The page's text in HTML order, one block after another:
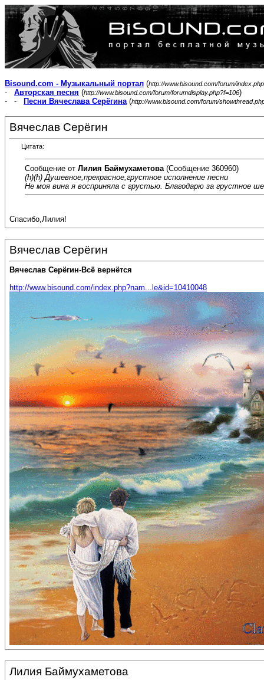
Bisound.com - Музыкальный портал (http://www.bisound.com/forum/index.php
- Авторская песня (http://www.bisound.com/forum/forumdisplay.php?f=106)
- -
Песни Вячеслава Серёгина(http://www.bisound.com/forum/
Вячеслав Серёгин
Цитата:
Сообщение от Лилия Баймухаметова (Сообщение 360960)
(h)(h) Душевное,прекрасное,грустное исполнение песни
Не моя вина я восприняла с грустью. Благодарю за грустное
Спасибо,Лилия!
Вячеслав Серёгин
Вячеслав Серёгин-Всё вернётся
http://www.bisound.com/index.php?nam...le&id=10410048
Лилия Баймухаметова